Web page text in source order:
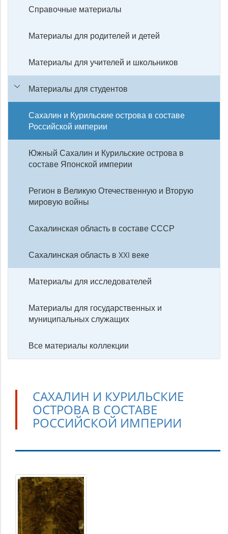
Справочные материалы
Материалы для родителей и детей
Материалы для учителей и школьников
Материалы для студентов
Сахалин и Курильские острова в составе
Российской империи
Южный Сахалин и Курильские острова в
составе Японской империи
Регион в Великую Отечественную и Вторую
мировую войны
Сахалинская область в составе СССР
Сахалинская область в XXI веке
Материалы для исследователей
Материалы для государственных и
муниципальных служащих
Все материалы коллекции
САХАЛИН И КУРИЛЬСКИЕ
ОСТРОВА В СОСТАВЕ
РОССИЙСКОЙ ИМПЕРИИ
Сахалин
и
Курильские
острова